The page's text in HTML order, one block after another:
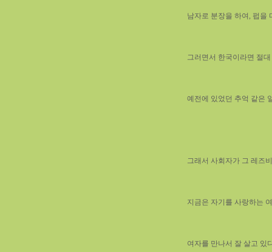
남자로 분장을 하여, 펍을
그러면서 한국이라면 절
예전에 있었던 추억 같은
그래서 사회자가 그 레즈
지금은 자기를 사랑하는
여자를 만나서 잘 살고 있